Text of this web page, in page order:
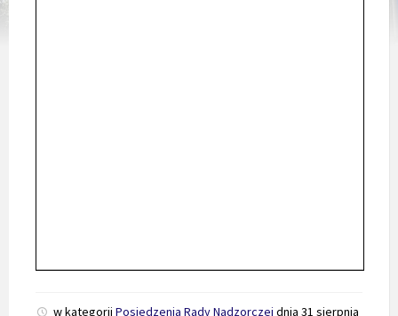
w kategorii Posiedzenia Rady Nadzorczej dnia 31 sierpnia